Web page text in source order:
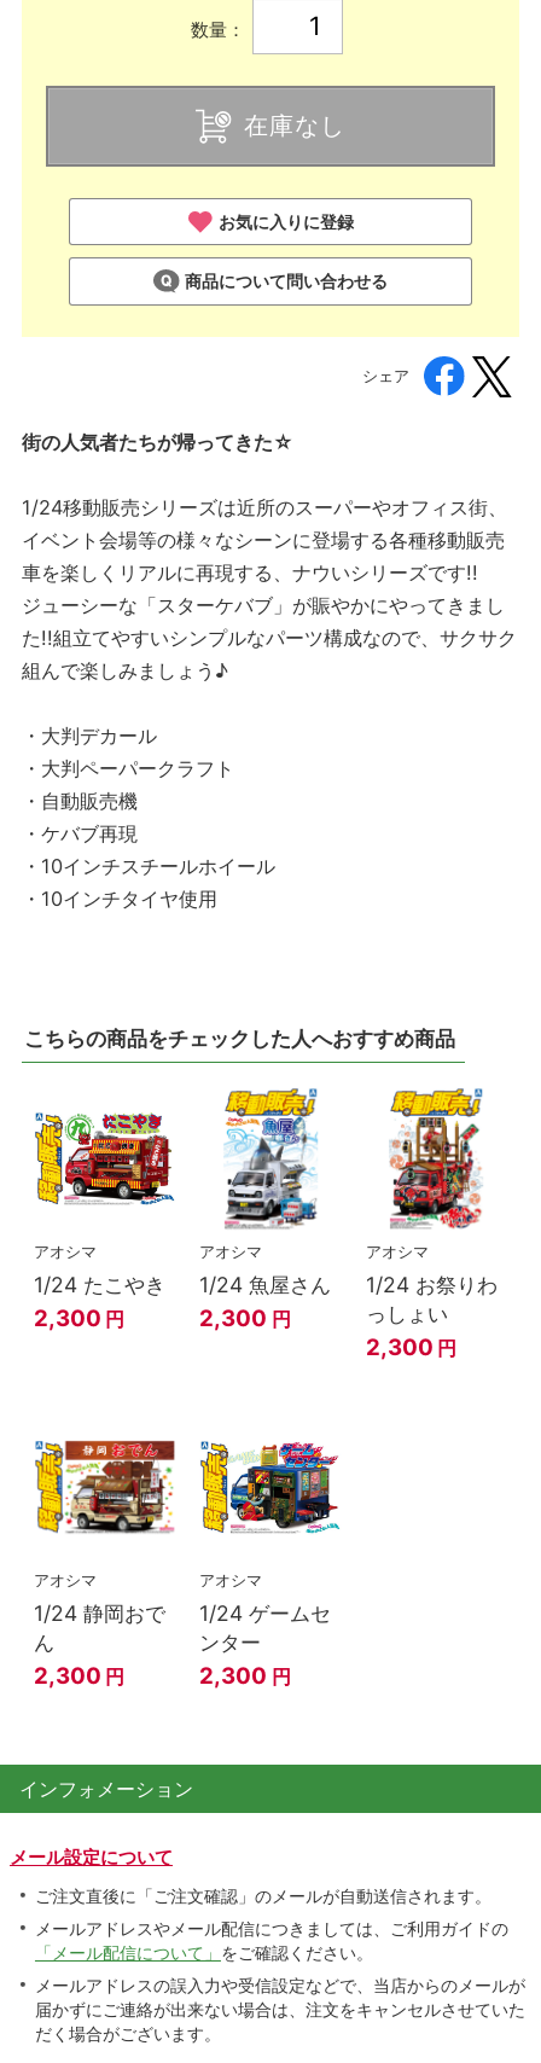
数量：
在庫なし
お気に入りに登録
商品について問い合わせる
シェア
街の人気者たちが帰ってきた☆
1/24移動販売シリーズは近所のスーパーやオフィス街、
イベント会場等の様々なシーンに登場する各種移動販売
車を楽しくリアルに再現する、ナウいシリーズです!!
ジューシーな「スターケバブ」が賑やかにやってきまし
た!!組立てやすいシンプルなパーツ構成なので、サクサク
組んで楽しみましょう♪
・大判デカール
・大判ペーパークラフト
・自動販売機
・ケバブ再現
・10インチスチールホイール
・10インチタイヤ使用
こちらの商品をチェックした人へおすすめ商品
アオシマ
1/24 たこやき
2,300 円
アオシマ
1/24 魚屋さん
2,300 円
アオシマ
1/24 お祭りわ
っしょい
2,300 円
アオシマ
1/24 静岡おで
ん
2,300 円
アオシマ
1/24 ゲームセ
ンター
2,300 円
インフォメーション
メール設定について
ご注文直後に「ご注文確認」のメールが自動送信されます。
メールアドレスやメール配信につきましては、ご利用ガイドの
「メール配信について」 をご確認ください。
メールアドレスの誤入力や受信設定などで、当店からのメールが
届かずにご連絡が出来ない場合は、注文をキャンセルさせていた
だく場合がございます。